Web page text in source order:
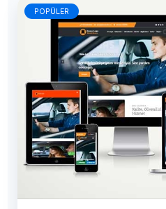
POPÜLER